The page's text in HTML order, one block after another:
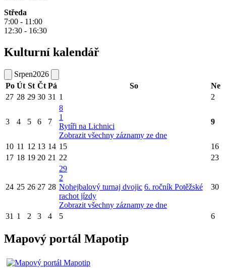
Středa
7:00 - 11:00
12:30 - 16:30
Kulturní kalendář
Srpen2026
Po Út St Čt Pá So
Ne
27 28 29 30 31 1 2
3 4 5 6 7
8
1
Rytíři na Lichnici
Zobrazit všechny záznamy ze dne
9
10 11 12 13 14 15
16
17 18 19 20 21 22 23
24 25 26 27 28
29
2
Nohejbalový turnaj dvojic 6. ročník Potěžské
rachot jízdy
Zobrazit všechny záznamy ze dne
30
31 1 2 3 4 5 6
Mapový portál Mapotip